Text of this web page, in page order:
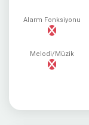
Alarm Fonksiyonu
Melodi/Müzik